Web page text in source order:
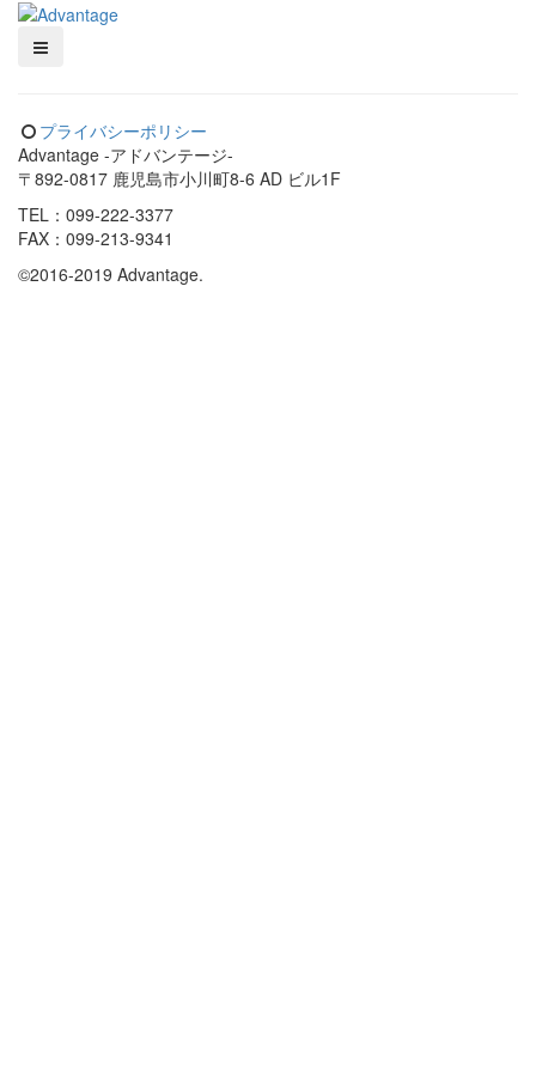
プライバシーポリシー
Advantage -アドバンテージ-
〒892-0817 鹿児島市小川町8-6 AD ビル1F
TEL：099-222-3377
FAX：099-213-9341
©2016-2019 Advantage.